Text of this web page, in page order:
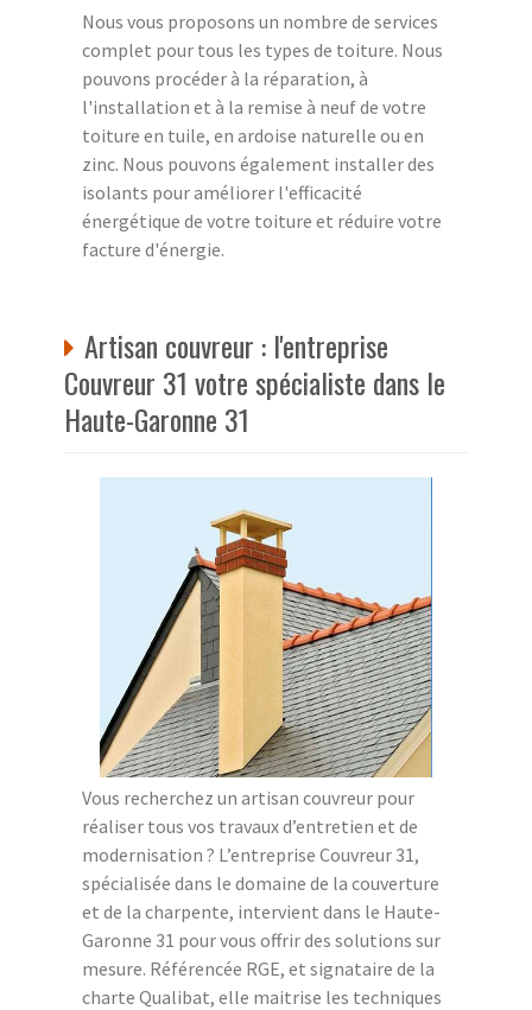
Nous vous proposons un nombre de services
complet pour tous les types de toiture. Nous
pouvons procéder à la réparation, à
l'installation et à la remise à neuf de votre
toiture en tuile, en ardoise naturelle ou en
zinc. Nous pouvons également installer des
isolants pour améliorer l'efficacité
énergétique de votre toiture et réduire votre
facture d'énergie.
Artisan couvreur : l'entreprise
Couvreur 31 votre spécialiste dans le
Haute-Garonne 31
Vous recherchez un artisan couvreur pour
réaliser tous vos travaux d’entretien et de
modernisation ? L’entreprise Couvreur 31,
spécialisée dans le domaine de la couverture
et de la charpente, intervient dans le Haute-
Garonne 31 pour vous offrir des solutions sur
mesure. Référencée RGE, et signataire de la
charte Qualibat, elle maitrise les techniques